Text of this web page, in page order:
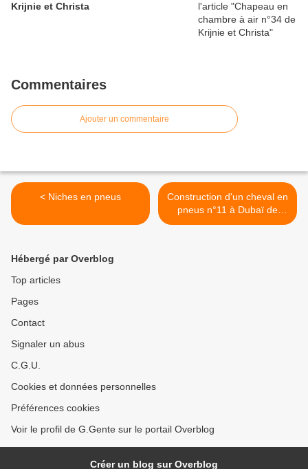
Krijnie et Christa
Commentaires
Ajouter un commentaire
< Niches en pneus
Construction d'un cheval en
pneus n°11 à Dubaï de
Mirko siakkou flodin >
Hébergé par Overblog
Top articles
Pages
Contact
Signaler un abus
C.G.U.
Cookies et données personnelles
Préférences cookies
Voir le profil de G.Gente sur le portail Overblog
Créer un blog sur Overblog